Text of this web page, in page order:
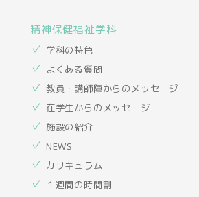
精神保健福祉学科
学科の特色
よくある質問
教員・講師陣からのメッセージ
在学生からのメッセージ
施設の紹介
NEWS
カリキュラム
１週間の時間割